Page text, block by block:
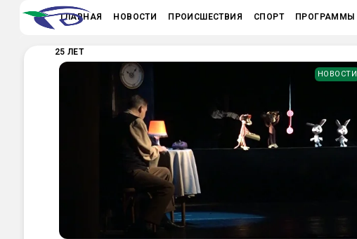
ГЛАВНАЯ НОВОСТИ ПРОИСШЕСТВИЯ СПОРТ ПРОГРАММЫ
25 ЛЕТ
НОВОСТИ